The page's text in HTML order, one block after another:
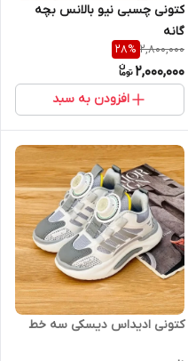
کتونی چسبی نیو بالانس بچه
گانه
2,800,000
28%
2,000,000
افزودن به سبد
کتونی ادیداس دیسکی سه خط